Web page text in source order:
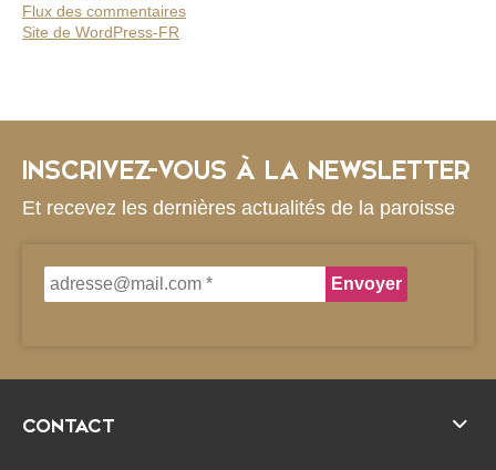
Flux des commentaires
Site de WordPress-FR
INSCRIVEZ-VOUS À LA NEWSLETTER
Et recevez les dernières actualités de la paroisse
adresse@mail.com
*
CONTACT